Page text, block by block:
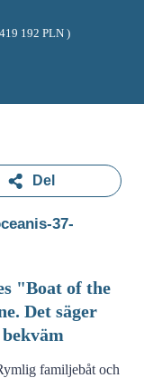
419 192 PLN )
Del
37-
"Boat of the
Det säger
familjebåt och